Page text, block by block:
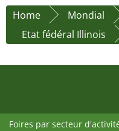
Home Mondial
Etat fédéral Illinois
Foires par secteur